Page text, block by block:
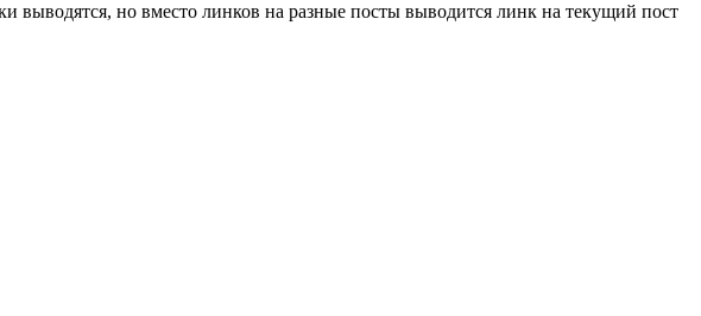
выводятся, но вместо линков на разные посты выводится линк на текущий пост